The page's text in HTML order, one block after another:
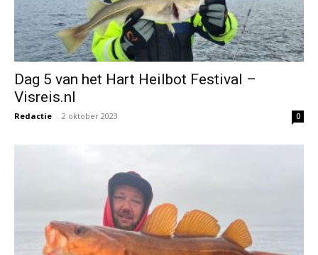
Dag 5 van het Hart Heilbot Festival –
Visreis.nl
Redactie - 2 oktober 2023 0